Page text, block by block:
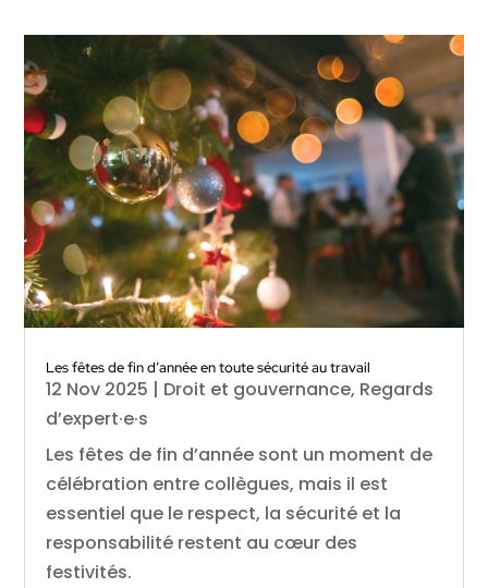
Les fêtes de fin d’année en toute sécurité au travail
12 Nov 2025 | Droit et gouvernance, Regards
d’expert·e·s
Les fêtes de fin d’année sont un moment de
célébration entre collègues, mais il est
essentiel que le respect, la sécurité et la
responsabilité restent au cœur des
festivités.